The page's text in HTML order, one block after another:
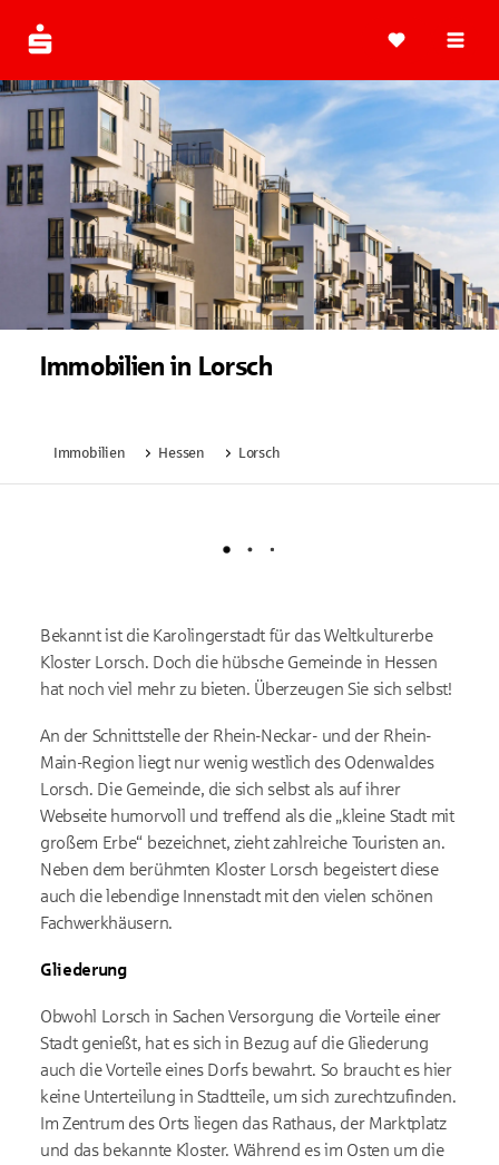
Immobilien in Lorsch
Immobilien Hessen Lorsch
Bekannt ist die Karolingerstadt für das Weltkulturerbe
Kloster Lorsch. Doch die hübsche Gemeinde in Hessen
hat noch viel mehr zu bieten. Überzeugen Sie sich selbst!
An der Schnittstelle der Rhein-Neckar- und der Rhein-
Main-Region liegt nur wenig westlich des Odenwaldes
Lorsch. Die Gemeinde, die sich selbst als auf ihrer
Webseite humorvoll und treffend als die „kleine Stadt mit
großem Erbe“ bezeichnet, zieht zahlreiche Touristen an.
Neben dem berühmten Kloster Lorsch begeistert diese
auch die lebendige Innenstadt mit den vielen schönen
Fachwerkhäusern.
Gliederung
Obwohl Lorsch in Sachen Versorgung die Vorteile einer
Stadt genießt, hat es sich in Bezug auf die Gliederung
auch die Vorteile eines Dorfs bewahrt. So braucht es hier
keine Unterteilung in Stadtteile, um sich zurechtzufinden.
Im Zentrum des Orts liegen das Rathaus, der Marktplatz
und das bekannte Kloster. Während es im Osten um die